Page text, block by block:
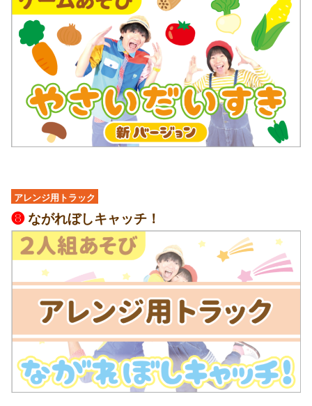
アレンジ用トラック
❽ながれぼしキャッチ！